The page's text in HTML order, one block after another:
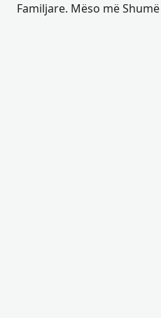
Familjare. Mëso më Shumë